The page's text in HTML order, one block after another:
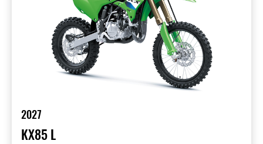
2027
KX85 L